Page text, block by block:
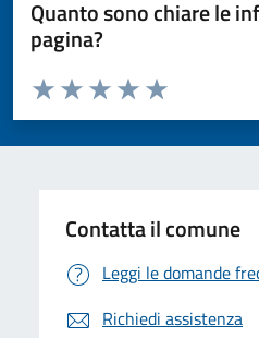
Quanto sono chiare le
pagina?
Valuta da 1 a 5 stelle la pagina
Valuta 5 stelle
Valuta 4 stelle su 5
Valuta 3 stelle su 5
Valuta 2 stelle su 5
Valuta 1 stelle su 5
Contatta il comune
Leggi le domande
Richiedi assistenza